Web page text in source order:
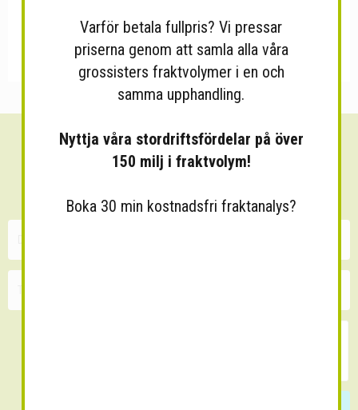
Sänk dina fraktkostnader!
Varför betala fullpris? Vi pressar
priserna genom att samla alla våra
grossisters fraktvolymer i en och
samma upphandling.
Nyttja våra stordriftsfördelar på över
150 milj i fraktvolym!
Boka 30 min kostnadsfri fraktanalys?